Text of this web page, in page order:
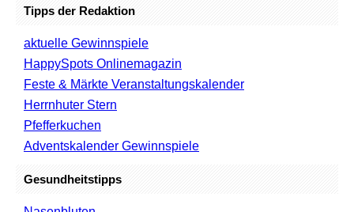
Tipps der Redaktion
aktuelle Gewinnspiele
HappySpots Onlinemagazin
Feste & Märkte Veranstaltungskalender
Herrnhuter Stern
Pfefferkuchen
Adventskalender Gewinnspiele
Gesundheitstipps